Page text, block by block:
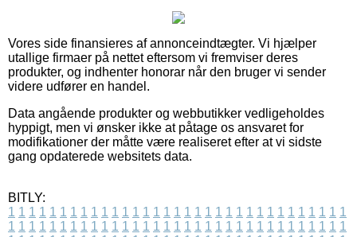
Vores side finansieres af annonceindtægter. Vi hjælper
utallige firmaer på nettet eftersom vi fremviser deres
produkter, og indhenter honorar når den bruger vi sender
videre udfører en handel.
Data angående produkter og webbutikker vedligeholdes
hyppigt, men vi ønsker ikke at påtage os ansvaret for
modifikationer der måtte være realiseret efter at vi sidste
gang opdaterede websitets data.
BITLY:
1 1 1 1 1 1 1 1 1 1 1 1 1 1 1 1 1 1 1 1 1 1 1 1 1 1 1 1 1 1 1 1 1
1 1 1 1 1 1 1 1 1 1 1 1 1 1 1 1 1 1 1 1 1 1 1 1 1 1 1 1 1 1 1 1 1